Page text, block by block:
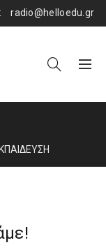
radio@helloedu.gr